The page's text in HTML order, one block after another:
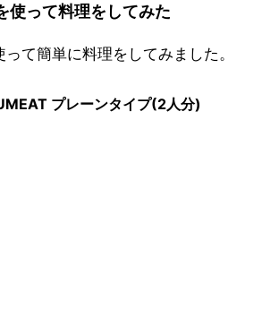
使って料理をしてみた
て簡単に料理をしてみました。
プレーンタイプ(2人分)